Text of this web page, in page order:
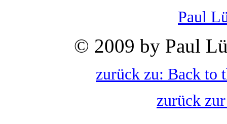
Paul
© 2009 by Paul
zurück zu: Back to
zurück